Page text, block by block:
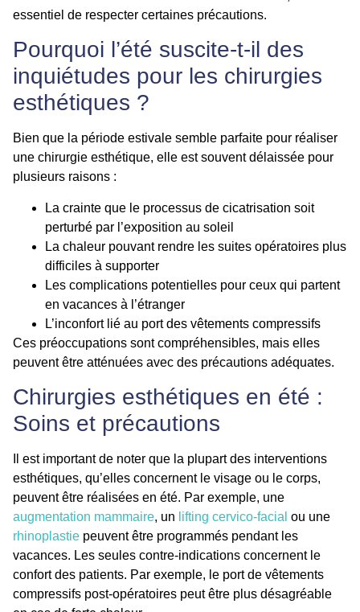
essentiel de respecter certaines précautions.
Pourquoi l’été suscite-t-il des
inquiétudes pour les chirurgies
esthétiques ?
Bien que la période estivale semble parfaite pour réaliser
une chirurgie esthétique, elle est souvent délaissée pour
plusieurs raisons :
La crainte que le processus de cicatrisation soit
perturbé par l’exposition au soleil
La chaleur pouvant rendre les suites opératoires plus
difficiles à supporter
Les complications potentielles pour ceux qui partent
en vacances à l’étranger
L’inconfort lié au port des vêtements compressifs
Ces préoccupations sont compréhensibles, mais elles
peuvent être atténuées avec des précautions adéquates.
Chirurgies esthétiques en été :
Soins et précautions
Il est important de noter que la plupart des interventions
esthétiques, qu’elles concernent le visage ou le corps,
peuvent être réalisées en été. Par exemple, une
augmentation mammaire, un lifting cervico-facial ou une
rhinoplastie peuvent être programmés pendant les
vacances. Les seules contre-indications concernent le
confort des patients. Par exemple, le port de vêtements
compressifs post-opératoires peut être plus désagréable